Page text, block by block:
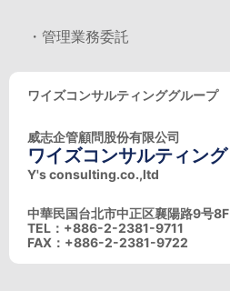
・管理業務委託
ワイズコンサルティンググループ
威志企管顧問股份有限公司
ワイズコンサルティング
Y's consulting.co.,ltd
中華民国台北市中正区襄陽路9号8F
TEL：+886-2-2381-9711
FAX：+886-2-2381-9722